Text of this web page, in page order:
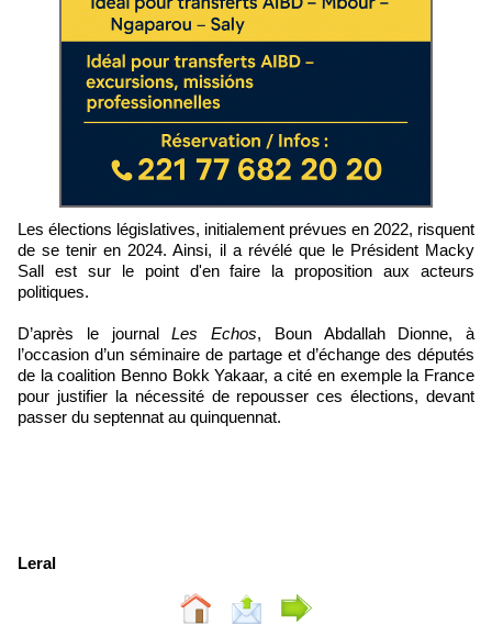
Les élections législatives, initialement prévues en 2022, risquent
de se tenir en 2024. Ainsi, il a révélé que le Président Macky
Sall est sur le point d'en faire la proposition aux acteurs
politiques.
D’après le journalLes Echos, Boun Abdallah Dionne, à
l’occasion d’un séminaire de partage et d’échange des députés
de la coalition Benno Bokk Yakaar, a cité en exemple la France
pour justifier la nécessité de repousser ces élections, devant
passer du septennat au quinquennat.
Leral